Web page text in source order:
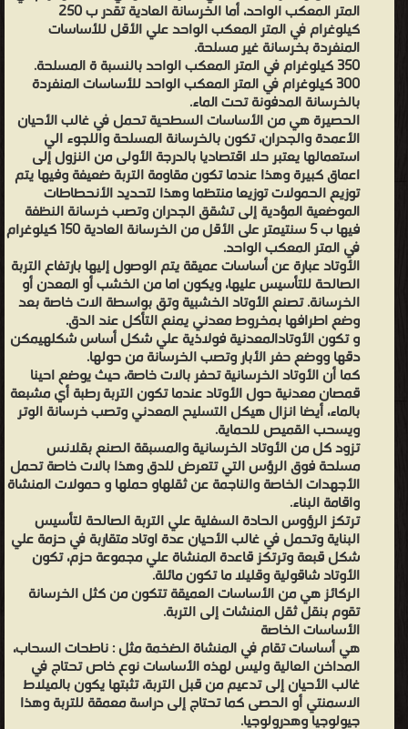
وهذه العملية في غاية التعقيد تحتاج إلى دقة وخبرة كبيرة وغالية التمن.
تحمل المنشات علي الأساسات مؤقتة جانبية ويتم تنفيد الأساسات
وربطها بهياكل المنشئات لكن القليل ما يتم اللجوء الي هذا الحل. كورس
الاساسات كتاب تصميم الاساسات pdf كتاب تصميم الاساسات بالعربى
كتاب هندسة الاساسات pdf الاساسات وانواعها pdf هندسة
الاساسات عبد الفتاح القصبي pdf هندسة الاساسات (تصميم وتنفيذ
الاساسات السطحية) bearing capacity شرح شرح تصميم الاساسات
نبيل العربى - نبيل عبد الله العربي (15 مارس 1935) هو أمين عام جامعة
الدول العربية منذ (15 مايو 2011) ووزير خارجية مصر من (7 مارس 2011)
في حكومة رئيس الوزراء المصري عصام شرف، يصف الإعلام الإسرائيلي
نبيل العربي بأنه «رجل معادي لإسرائيل»❰ له مجموعة من الإنجازات
والمؤلفات أبرزها ❞ البريمافيرا 6 و ادارة المشاريع ❝ ❞ كورس الاساسات ❝
من الهندسة المدنية - مكتبة كتب الهندسة والتكنولوجيا.
المتر المعكب الواحد، أما الخرسانة العادية تقدر ب 250
كيلوغرام في المتر المعكب الواحد علي الأقل للأساسات
المنفردة بخرسانة غير مسلحة.
350 كيلوغرام في المتر المعكب الواحد بالنسبة ة المسلحة.
300 كيلوغرام في المتر المعكب الواحد للأساسات المنفردة
بالخرسانة المدفونة تحت الماء.
الحصيرة هي من الأساسات السطحية تحمل في غالب الأحيان
الأعمدة والجدران، تكون بالخرسانة المسلحة واللجوء الي
استعمالها يعتبر حلا اقتصاديا بالدرجة الأولى من النزول إلى
اعماق كبيرة وهذا عندما تكون مقاومة التربة ضعيفة وفيها يتم
توزيع الحمولات توزيعا منتظما وهذا لتحديد الأنحطاطات
الموضعية المؤدية إلى تشقق الجدران وتصب خرسانة النظفة
فيها ب 5 سنتيمتر على الأقل من الخرسانة العادية 150 كيلوغرام
في المتر المعكب الواحد.
الأوتاد عبارة عن أساسات عميقة يتم الوصول إليها بارتفاع التربة
الصالحة للتأسيس عليها، ويكون اما من الخشب أو المعدن أو
الخرسانة. تصنع الأوتاد الخشبية وتق بواسطة الات خاصة بعد
وضع اطرافها بمخروط معدني يمنع التأكل عند الدق.
و تكون الأوتادالمعدنية فولاذية علي شكل أساس شكلهيمكن
دقها ووضع حفر الأبار وتصب الخرسانة من حولها.
كما أن الأوتاد الخرسانية تحفر بالات خاصة، حيث يوضع احينا
قمصان معدنية حول الأوتاد عندما تكون التربة رطبة أي مشبعة
بالماء، أيضا انزال هيكل التسليح المعدني وتصب خرسانة الوتر
ويسحب القميص للحماية.
تزود كل من الأوتاد الخرسانية والمسبقة الصنع بقلانس
مسلحة فوق الرؤس التي تتعرض للدق وهذا بالات خاصة تحمل
الأجهدات الخاصة والناجمة عن ثقلهاو حملها و حمولات المنشاة
واقامة البناء.
ترتكز الرؤوس الحادة السفلية علي التربة الصالحة لتأسيس
البناية وتحمل في غالب الأحيان عدة اوتاد متقاربة في حزمة علي
شكل قبعة وترتكز قاعدة المنشاة علي مجموعة حزم، تكون
الأوتاد شاقولية وقليلا ما تكون مائلة.
الركائز هي من الأساسات العميقة تتكون من كثل الخرسانة
تقوم بنقل ثقل المنشات إلى التربة.
الأساسات الخاصة
هي أساسات تقام في المنشاة الضخمة مثل : ناطحات السحاب،
المداخن العالية وليس لهذه الأساسات نوع خاص تحتاج في
غالب الأحيان إلى تدعيم من قبل التربة، تثبتها يكون بالميلاط
الاسمنتي أو الحصى كما تحتاج إلى دراسة معمقة للتربة وهذا
جيولوجيا وهدرولوجيا.